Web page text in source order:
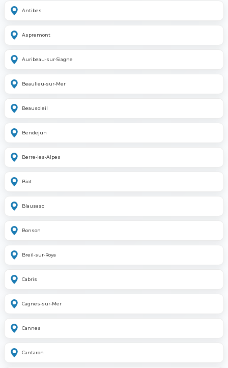
Antibes
Aspremont
Auribeau-sur-Siagne
Beaulieu-sur-Mer
Beausoleil
Bendejun
Berre-les-Alpes
Biot
Blausasc
Bonson
Breil-sur-Roya
Cabris
Cagnes-sur-Mer
Cannes
Cantaron